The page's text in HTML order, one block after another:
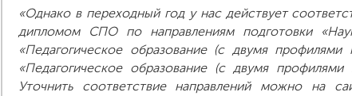
«Однако в переходный год у нас действует
дипломом СПО по направлениям подготовки
«Педагогическое образование (с двумя
«Педагогическое образование (с двумя
Уточнить соответствие направлений можно на